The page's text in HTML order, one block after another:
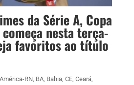
da Série A, Copa
nesta terça-
favoritos ao título
América-RN, BA, Bahia, CE, Ceará,